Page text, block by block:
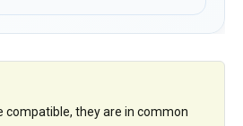
compatible, they are in common